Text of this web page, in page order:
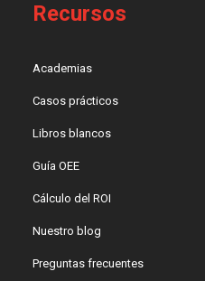
Recursos
Academias
Casos prácticos
Libros blancos
Guía OEE
Cálculo del ROI
Nuestro blog
Preguntas frecuentes